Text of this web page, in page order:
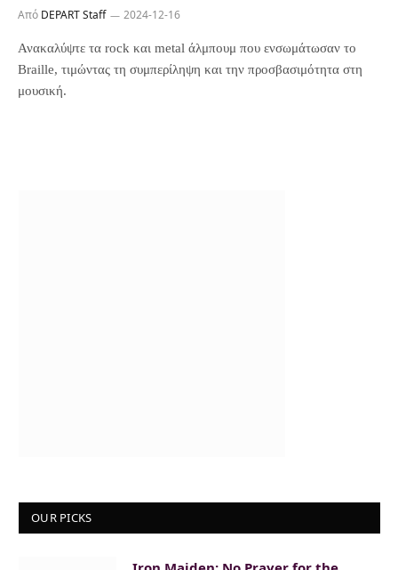
Από DEPART Staff 2024-12-16
Ανακαλύψτε τα rock και metal άλμπουμ που ενσωμάτωσαν το
Braille, τιμώντας τη συμπερίληψη και την προσβασιμότητα στη
μουσική.
OUR PICKS